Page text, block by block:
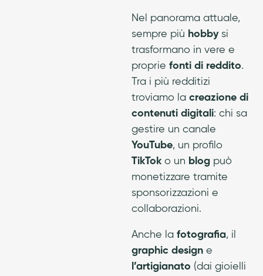
Nel panorama attuale,
sempre più hobbysi
trasformano in vere e
proprie fonti di reddito.
Tra i più redditizi
troviamo la creazione di
contenuti digitali: chi sa
gestire un canale
YouTube, un profilo
TikTok o un blog può
monetizzare tramite
sponsorizzazioni e
collaborazioni.
Anche la fotografia, il
graphic design e
l’artigianato (dai gioielli